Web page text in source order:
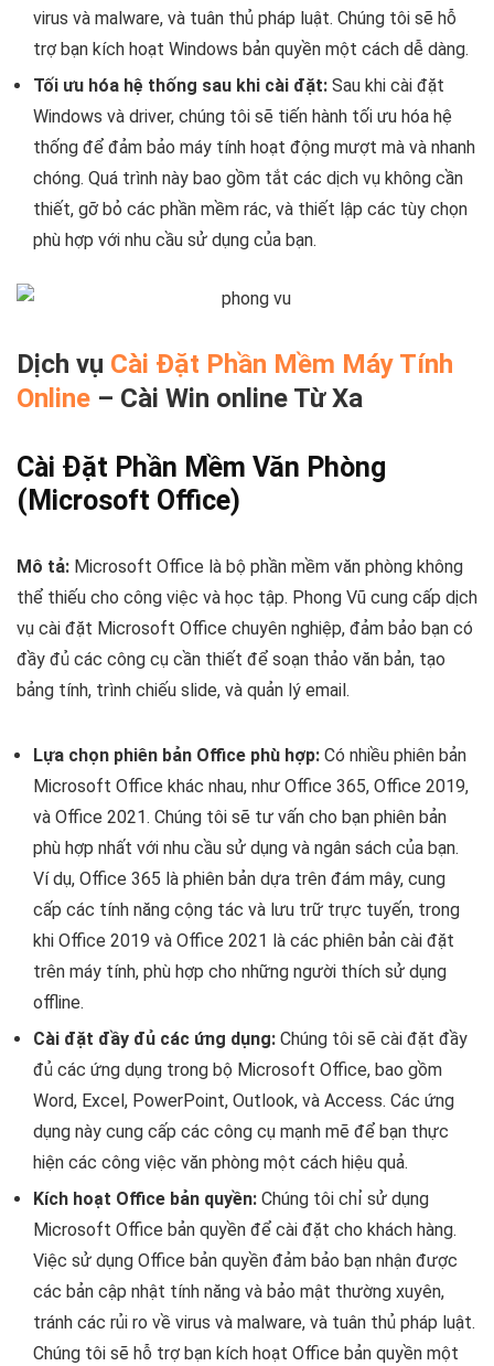
virus và malware, và tuân thủ pháp luật. Chúng tôi sẽ hỗ
trợ bạn kích hoạt Windows bản quyền một cách dễ dàng.
Tối ưu hóa hệ thống sau khi cài đặt: Sau khi cài đặt
Windows và driver, chúng tôi sẽ tiến hành tối ưu hóa hệ
thống để đảm bảo máy tính hoạt động mượt mà và nhanh
chóng. Quá trình này bao gồm tắt các dịch vụ không cần
thiết, gỡ bỏ các phần mềm rác, và thiết lập các tùy chọn
phù hợp với nhu cầu sử dụng của bạn.
Dịch vụ Cài Đặt Phần Mềm Máy Tính
Online – Cài Win online Từ Xa
Cài Đặt Phần Mềm Văn Phòng
(Microsoft Office)
Mô tả: Microsoft Office là bộ phần mềm văn phòng không
thể thiếu cho công việc và học tập. Phong Vũ cung cấp dịch
vụ cài đặt Microsoft Office chuyên nghiệp, đảm bảo bạn có
đầy đủ các công cụ cần thiết để soạn thảo văn bản, tạo
bảng tính, trình chiếu slide, và quản lý email.
Lựa chọn phiên bản Office phù hợp: Có nhiều phiên bản
Microsoft Office khác nhau, như Office 365, Office 2019,
và Office 2021. Chúng tôi sẽ tư vấn cho bạn phiên bản
phù hợp nhất với nhu cầu sử dụng và ngân sách của bạn.
Ví dụ, Office 365 là phiên bản dựa trên đám mây, cung
cấp các tính năng cộng tác và lưu trữ trực tuyến, trong
khi Office 2019 và Office 2021 là các phiên bản cài đặt
trên máy tính, phù hợp cho những người thích sử dụng
offline.
Cài đặt đầy đủ các ứng dụng: Chúng tôi sẽ cài đặt đầy
đủ các ứng dụng trong bộ Microsoft Office, bao gồm
Word, Excel, PowerPoint, Outlook, và Access. Các ứng
dụng này cung cấp các công cụ mạnh mẽ để bạn thực
hiện các công việc văn phòng một cách hiệu quả.
Kích hoạt Office bản quyền: Chúng tôi chỉ sử dụng
Microsoft Office bản quyền để cài đặt cho khách hàng.
Việc sử dụng Office bản quyền đảm bảo bạn nhận được
các bản cập nhật tính năng và bảo mật thường xuyên,
tránh các rủi ro về virus và malware, và tuân thủ pháp luật.
Chúng tôi sẽ hỗ trợ bạn kích hoạt Office bản quyền một